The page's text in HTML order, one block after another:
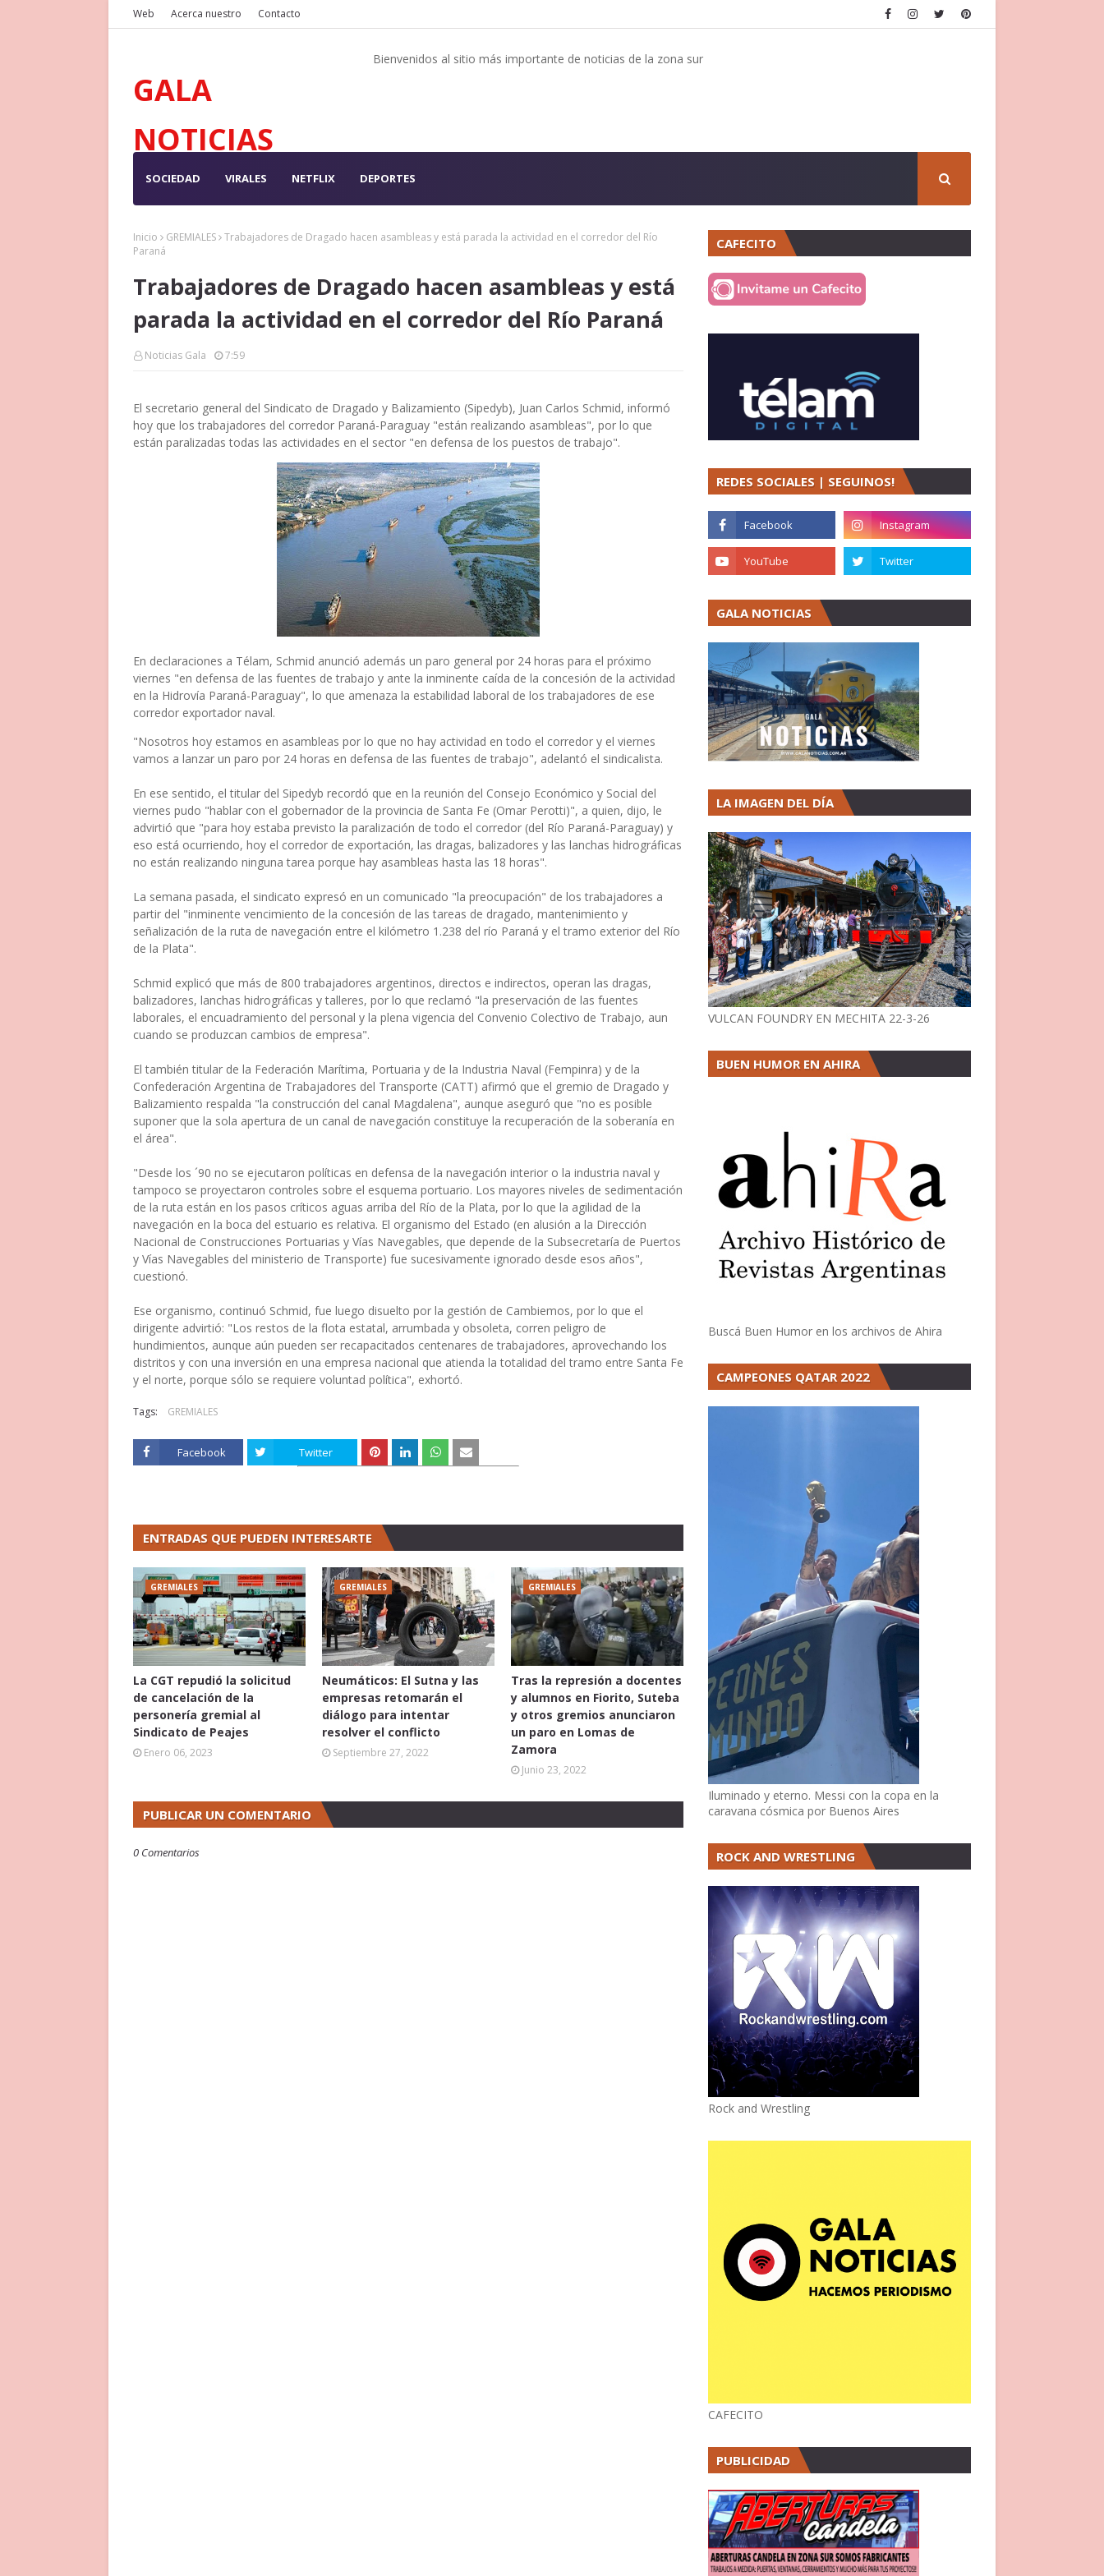
Web Acerca nuestro Contacto
GALA
NOTICIAS
Bienvenidos al sitio más importante de noticias de la zona sur
SOCIEDAD VIRALES NETFLIX DEPORTES
Inicio GREMIALES Trabajadores de Dragado hacen asambleas y está parada la actividad en el corredor del Río
Paraná
Trabajadores de Dragado hacen asambleas y está
parada la actividad en el corredor del Río Paraná
Noticias Gala 7:59
El secretario general del Sindicato de Dragado y Balizamiento (Sipedyb), Juan Carlos Schmid, informó
hoy que los trabajadores del corredor Paraná-Paraguay "están realizando asambleas", por lo que
están paralizadas todas las actividades en el sector "en defensa de los puestos de trabajo".
En declaraciones a Télam, Schmid anunció además un paro general por 24 horas para el próximo
viernes "en defensa de las fuentes de trabajo y ante la inminente caída de la concesión de la actividad
en la Hidrovía Paraná-Paraguay", lo que amenaza la estabilidad laboral de los trabajadores de ese
corredor exportador naval.
"Nosotros hoy estamos en asambleas por lo que no hay actividad en todo el corredor y el viernes
vamos a lanzar un paro por 24 horas en defensa de las fuentes de trabajo", adelantó el sindicalista.
En ese sentido, el titular del Sipedyb recordó que en la reunión del Consejo Económico y Social del
viernes pudo "hablar con el gobernador de la provincia de Santa Fe (Omar Perotti)", a quien, dijo, le
advirtió que "para hoy estaba previsto la paralización de todo el corredor (del Río Paraná-Paraguay) y
eso está ocurriendo, hoy el corredor de exportación, las dragas, balizadores y las lanchas hidrográficas
no están realizando ninguna tarea porque hay asambleas hasta las 18 horas".
La semana pasada, el sindicato expresó en un comunicado "la preocupación" de los trabajadores a
partir del "inminente vencimiento de la concesión de las tareas de dragado, mantenimiento y
señalización de la ruta de navegación entre el kilómetro 1.238 del río Paraná y el tramo exterior del Río
de la Plata".
Schmid explicó que más de 800 trabajadores argentinos, directos e indirectos, operan las dragas,
balizadores, lanchas hidrográficas y talleres, por lo que reclamó "la preservación de las fuentes
laborales, el encuadramiento del personal y la plena vigencia del Convenio Colectivo de Trabajo, aun
cuando se produzcan cambios de empresa".
El también titular de la Federación Marítima, Portuaria y de la Industria Naval (Fempinra) y de la
Confederación Argentina de Trabajadores del Transporte (CATT) afirmó que el gremio de Dragado y
Balizamiento respalda "la construcción del canal Magdalena", aunque aseguró que "no es posible
suponer que la sola apertura de un canal de navegación constituye la recuperación de la soberanía en
el área".
"Desde los ´90 no se ejecutaron políticas en defensa de la navegación interior o la industria naval y
tampoco se proyectaron controles sobre el esquema portuario. Los mayores niveles de sedimentación
de la ruta están en los pasos críticos aguas arriba del Río de la Plata, por lo que la agilidad de la
navegación en la boca del estuario es relativa. El organismo del Estado (en alusión a la Dirección
Nacional de Construcciones Portuarias y Vías Navegables, que depende de la Subsecretaría de Puertos
y Vías Navegables del ministerio de Transporte) fue sucesivamente ignorado desde esos años",
cuestionó.
Ese organismo, continuó Schmid, fue luego disuelto por la gestión de Cambiemos, por lo que el
dirigente advirtió: "Los restos de la flota estatal, arrumbada y obsoleta, corren peligro de
hundimientos, aunque aún pueden ser recapacitados centenares de trabajadores, aprovechando los
distritos y con una inversión en una empresa nacional que atienda la totalidad del tramo entre Santa Fe
y el norte, porque sólo se requiere voluntad política", exhortó.
Tags: GREMIALES
Facebook Twitter
ENTRADAS QUE PUEDEN INTERESARTE
GREMIALES
La CGT repudió la solicitud
de cancelación de la
personería gremial al
Sindicato de Peajes
Enero 06, 2023
GREMIALES
Neumáticos: El Sutna y las
empresas retomarán el
diálogo para intentar
resolver el conflicto
Septiembre 27, 2022
GREMIALES
Tras la represión a docentes
y alumnos en Fiorito, Suteba
y otros gremios anunciaron
un paro en Lomas de
Zamora
Junio 23, 2022
PUBLICAR UN COMENTARIO
0 Comentarios
CAFECITO
REDES SOCIALES | SEGUINOS!
GALA NOTICIAS
LA IMAGEN DEL DÍA
VULCAN FOUNDRY EN MECHITA 22-3-26
BUEN HUMOR EN AHIRA
Buscá Buen Humor en los archivos de Ahira
CAMPEONES QATAR 2022
Iluminado y eterno. Messi con la copa en la
caravana cósmica por Buenos Aires
ROCK AND WRESTLING
Rock and Wrestling
CAFECITO
PUBLICIDAD